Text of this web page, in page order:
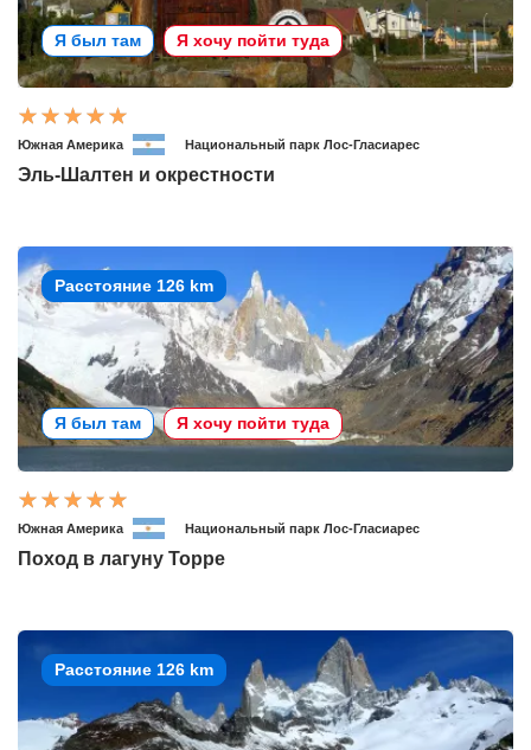
Я был там Я хочу пойти туда
Южная Америка Национальный парк Лос-Гласиарес
Эль-Шалтен и окрестности
Расстояние 126 km
Я был там Я хочу пойти туда
Южная Америка Национальный парк Лос-Гласиарес
Поход в лагуну Торре
Расстояние 126 km